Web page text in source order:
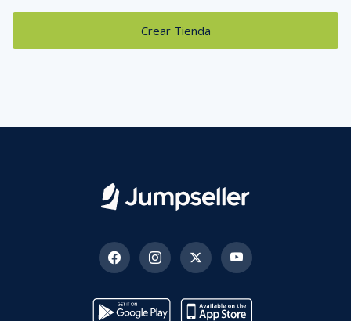
Crear Tienda